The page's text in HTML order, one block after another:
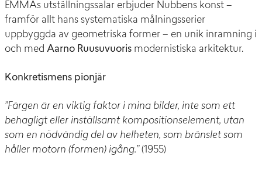
EMMAs utställningssalar erbjuder Nubbens konst –
framför allt hans systematiska målningsserier
uppbyggda av geometriska former – en unik inramning i
och med Aarno Ruusuvuoris modernistiska arkitektur.
Konkretismens pionjär
”Färgen är en viktig faktor i mina bilder, inte som ett
behagligt eller inställsamt kompositionselement, utan
som en nödvändig del av helheten, som bränslet som
håller motorn (formen) igång.”(1955)